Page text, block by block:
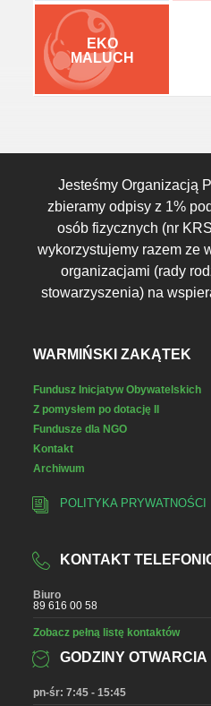
EKO
MALUCH
Jesteśmy Organizacją
zbieramy odpisy z 1%
osób fizycznych (nr
wykorzystujemy razem ze
organizacjami (rady
stowarzyszenia) na
WARMIŃSKI ZAKĄTEK
Fundusz Inicjatyw Obywatelskich
Z pomysłem po dotację II
Fundusze dla NGO
Kontakt
Archiwum
POLITYKA PRYWATNOŚCI
KONTAKT
Biuro
89 616 00 58
Zobacz pełną listę kontaktów
GODZINY OTWARCIA
pn-śr: 7:45 - 15:45